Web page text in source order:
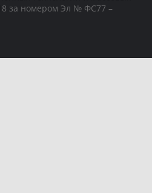
за номером Эл № ФС77 –